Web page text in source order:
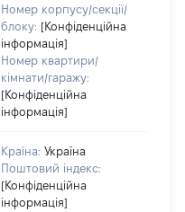
Номер корпусу/секції/
блоку: [Конфіденційна
інформація]
Номер квартири/
кімнати/гаражу:
[Конфіденційна
інформація]
Країна: Україна
Поштовий індекс:
[Конфіденційна
інформація]